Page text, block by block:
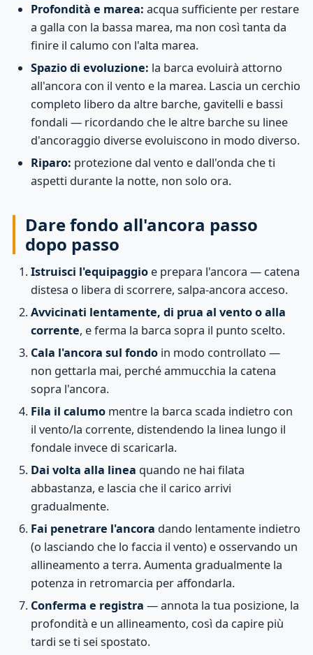
Profondità e marea: acqua sufficiente per restare
a galla con la bassa marea, ma non così tanta da
finire il calumo con l'alta marea.
Spazio di evoluzione: la barca evoluirà attorno
all'ancora con il vento e la marea. Lascia un cerchio
completo libero da altre barche, gavitelli e bassi
fondali — ricordando che le altre barche su linee
d'ancoraggio diverse evoluiscono in modo diverso.
Riparo: protezione dal vento e dall'onda che ti
aspetti durante la notte, non solo ora.
Dare fondo all'ancora passo
dopo passo
Istruisci l'equipaggio e prepara l'ancora — catena
distesa o libera di scorrere, salpa-ancora acceso.
Avvicinati lentamente, di prua al vento o alla
corrente, e ferma la barca sopra il punto scelto.
Cala l'ancora sul fondo in modo controllato —
non gettarla mai, perché ammucchia la catena
sopra l'ancora.
Fila il calumo mentre la barca scada indietro con
il vento/la corrente, distendendo la linea lungo il
fondale invece di scaricarla.
Dai volta alla linea quando ne hai filata
abbastanza, e lascia che il carico arrivi
gradualmente.
Fai penetrare l'ancora dando lentamente indietro
(o lasciando che lo faccia il vento) e osservando un
allineamento a terra. Aumenta gradualmente la
potenza in retromarcia per affondarla.
Conferma e registra — annota la tua posizione, la
profondità e un allineamento, così da capire più
tardi se ti sei spostato.